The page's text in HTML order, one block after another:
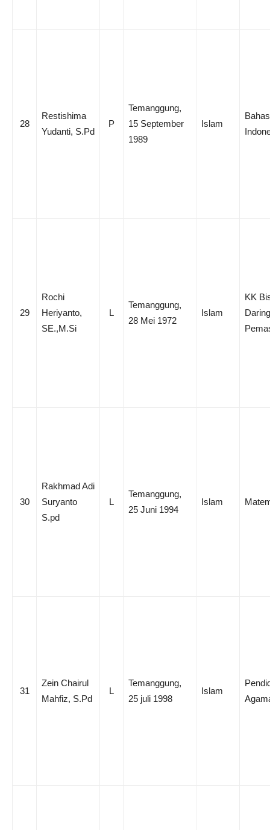
28
Restishima
Yudanti, S.Pd
P
Temanggung,
15 September
1989
Islam
29
Rochi
Heriyanto,
SE.,M.Si
L
Temanggung,
28 Mei 1972
Islam
KK
30
Rakhmad Adi
Suryanto
S.pd
L
Temanggung,
25 Juni 1994
Islam
31
Zein Chairul
Mahfiz, S.Pd
L
Temanggung,
25 juli 1998
Islam